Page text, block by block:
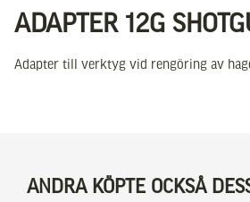
ADAPTER 12G
Adapter till verktyg vid rengöring av
ANDRA KÖPTE OCKSÅ